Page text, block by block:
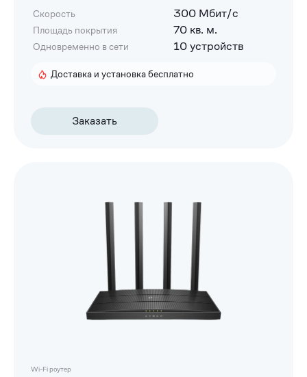
Скорость 300 Мбит/с
Площадь покрытия 70 кв. м.
Одновременно в сети 10 устройств
Доставка и установка бесплатно
Заказать
Wi-Fi роутер